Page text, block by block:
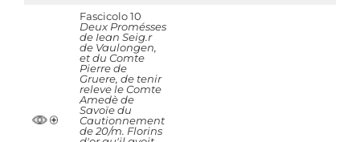
Fascicolo 10
Deux Promésses
de Iean Seig.r
de Vaulongen,
et du Comte
Pierre de
Gruere, de tenir
releve le Comte
Amedè de
Savoïe du
Cautionnement
de 20/m. Florins